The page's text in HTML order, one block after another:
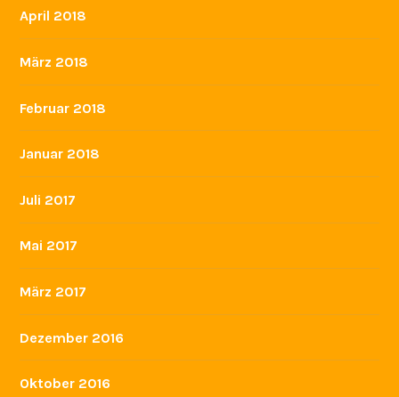
April 2018
März 2018
Februar 2018
Januar 2018
Juli 2017
Mai 2017
März 2017
Dezember 2016
Oktober 2016